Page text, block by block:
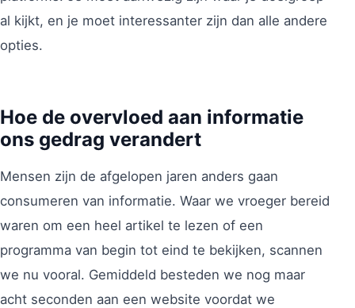
al kijkt, en je moet interessanter zijn dan alle andere
opties.
Hoe de overvloed aan informatie
ons gedrag verandert
Mensen zijn de afgelopen jaren anders gaan
consumeren van informatie. Waar we vroeger bereid
waren om een heel artikel te lezen of een
programma van begin tot eind te bekijken, scannen
we nu vooral. Gemiddeld besteden we nog maar
acht seconden aan een website voordat we